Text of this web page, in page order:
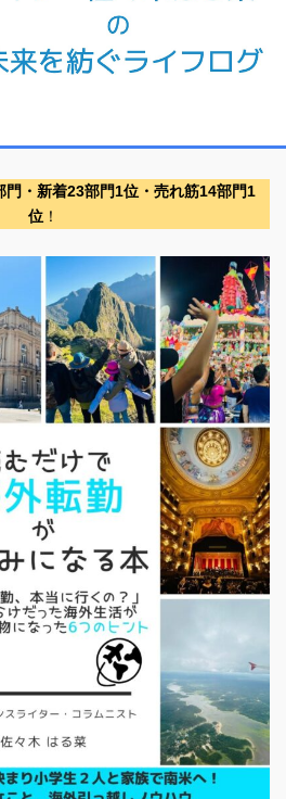
・新着23部門1位・売れ筋14部門1
位 ！